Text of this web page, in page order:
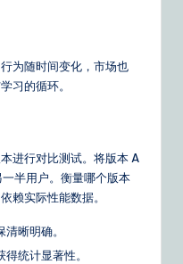
为随时间变化，市场也
习的循环。
进行对比测试。将版本 A
半用户。衡量哪个版本
赖实际性能数据。
晰明确。
统计显著性。